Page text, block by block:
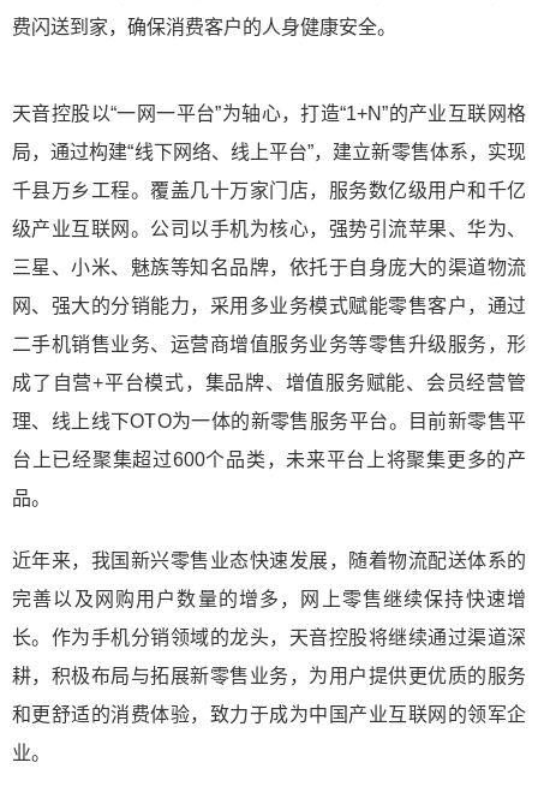
费闪送到家，确保消费客户的人身健康安全。
天音控股以“一网一平台”为轴心，打造“1+N”的产业互联网格
局，通过构建“线下网络、线上平台”，建立新零售体系，实现
千县万乡工程。覆盖几十万家门店，服务数亿级用户和千亿
级产业互联网。公司以手机为核心，强势引流苹果、华为、
三星、小米、魅族等知名品牌，依托于自身庞大的渠道物流
网、强大的分销能力，采用多业务模式赋能零售客户，通过
二手机销售业务、运营商增值服务业务等零售升级服务，形
成了自营+平台模式，集品牌、增值服务赋能、会员经营管
理、线上线下OTO为一体的新零售服务平台。目前新零售平
台上已经聚集超过600个品类，未来平台上将聚集更多的产
品。
近年来，我国新兴零售业态快速发展，随着物流配送体系的
完善以及网购用户数量的增多，网上零售继续保持快速增
长。作为手机分销领域的龙头，天音控股将继续通过渠道深
耕，积极布局与拓展新零售业务，为用户提供更优质的服务
和更舒适的消费体验，致力于成为中国产业互联网的领军企
业。